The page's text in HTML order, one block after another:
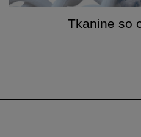
Tkanine so